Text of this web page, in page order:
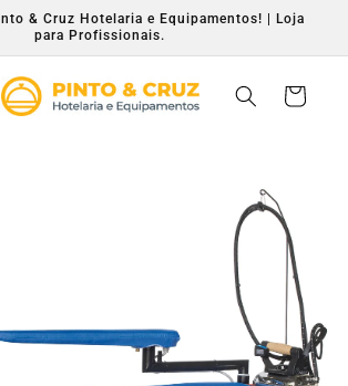
& Cruz Hotelaria e Equipamentos! | Loja
para Profissionais.
Carrinho